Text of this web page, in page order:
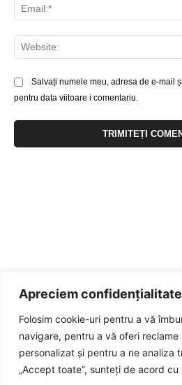
Apreciem
Folosim cookie-uri pentru a vă
navigare, pentru a vă oferi reclame
personalizat și pentru a ne analiza
„Accept toate”, sunteți de acord
Salvați numele meu, adresa de e-mail
pentru data viitoare i comentariu.